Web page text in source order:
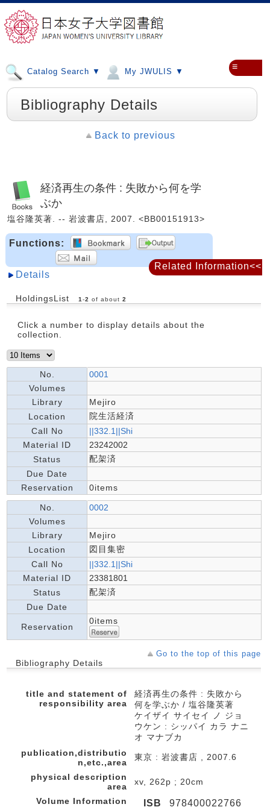
Catalog Search ▼ My JWULIS ▼ ≡
Bibliography Details
Back to previous
経済再生の条件 : 失敗から何を学
ぶか
塩谷隆英著. -- 岩波書店, 2007. <BB00151913>
Functions:
Details
HoldingsList 1 -2 of about 2
Click a number to display details about the
collection.
No.
0001
Volumes
Library
Mejiro
Location
院生活経済
Call No
||332.1||Shi
Material ID
23242002
Status
配架済
Due Date
Reservation
0items
No.
0002
Volumes
Library
Mejiro
Location
図目集密
Call No
||332.1||Shi
Material ID
23381801
Status
配架済
Due Date
Reservation
0items
Go to the top of this page
Bibliography Details
title and statement of
responsibility area
経済再生の条件 : 失敗から
何を学ぶか / 塩谷隆英著
ケイザイ サイセイ ノ ジョ
ウケン : シッパイ カラ ナニ
オ マナブカ
publication,distributio
n,etc.,area
東京 : 岩波書店 , 2007.6
physical description
area
xv, 262p ; 20cm
Volume Information
ISB
978400022766
Related Information<<